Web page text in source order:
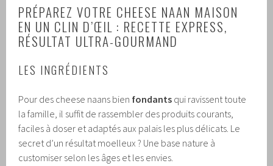
PRÉPAREZ VOTRE CHEESE NAAN MAISON
EN UN CLIN D’ŒIL : RECETTE EXPRESS,
RÉSULTAT ULTRA-GOURMAND
LES INGRÉDIENTS
Pour des cheese naans bien fondants qui ravissent toute
la famille, il suffit de rassembler des produits courants,
faciles à doser et adaptés aux palais les plus délicats. Le
secret d’un résultat moelleux ? Une base nature à
customiser selon les âges et les envies.